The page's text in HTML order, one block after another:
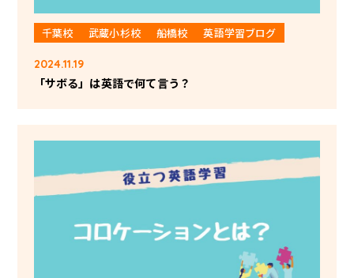
千葉校 武蔵小杉校 船橋校 英語学習ブログ
2024.11.19
「サボる」は英語で何て言う？